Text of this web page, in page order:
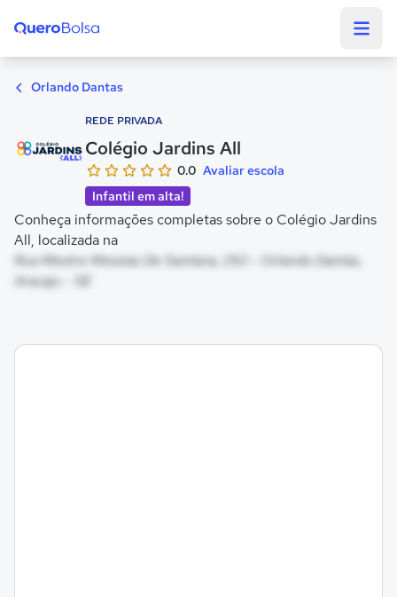
Orlando Dantas
REDE PRIVADA
Colégio Jardins All
0.0 Avaliar escola
Infantil em alta!
Conheça informações completas sobre o Colégio Jardins
All, localizada na
Rua Mestre Messias De Santana, 293 - Orlando Dantas,
Aracaju - SE